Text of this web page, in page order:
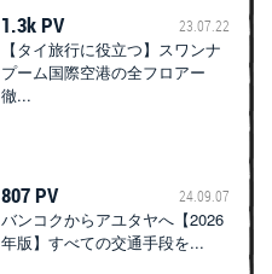
1.3k PV 23.07.22
【タイ旅行に役立つ】スワンナ
プーム国際空港の全フロアー
徹...
807 PV 24.09.07
バンコクからアユタヤへ【2026
年版】すべての交通手段を...